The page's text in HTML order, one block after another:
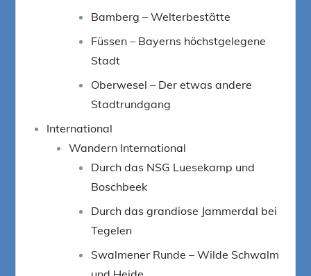
Bamberg – Welterbestätte
Füssen – Bayerns höchstgelegene
Stadt
Oberwesel – Der etwas andere
Stadtrundgang
International
Wandern International
Durch das NSG Luesekamp und
Boschbeek
Durch das grandiose Jammerdal bei
Tegelen
Swalmener Runde – Wilde Schwalm